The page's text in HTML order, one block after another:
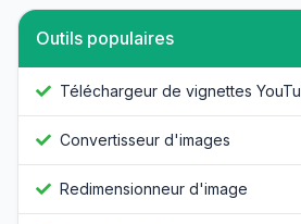
Outils populaires
Téléchargeur de vignettes
Convertisseur d'images
Redimensionneur d'image